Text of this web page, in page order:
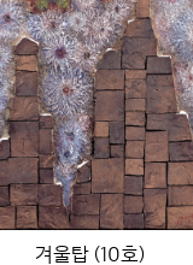
겨울탑 (10호)